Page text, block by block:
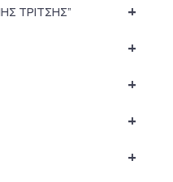
+
ΤΡΙΤΣΗΣ”
+
+
+
+